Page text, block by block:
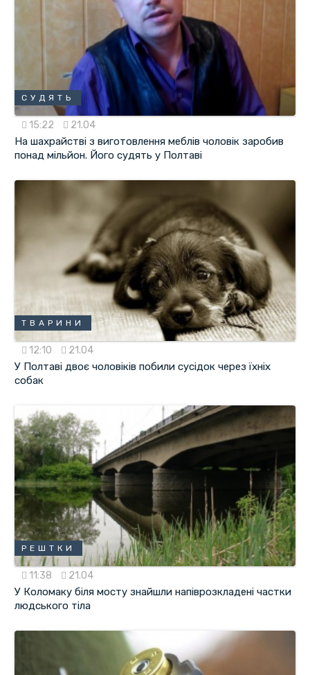
СУДЯТЬ
15:22 21.04
На шахрайстві з виготовлення меблів чоловік заробив
понад мільйон. Його судять у Полтаві
ТВАРИНИ
12:10 21.04
У Полтаві двоє чоловіків побили сусідок через їхніх
собак
РЕШТКИ
11:38 21.04
У Коломаку біля мосту знайшли напіврозкладені частки
людського тіла